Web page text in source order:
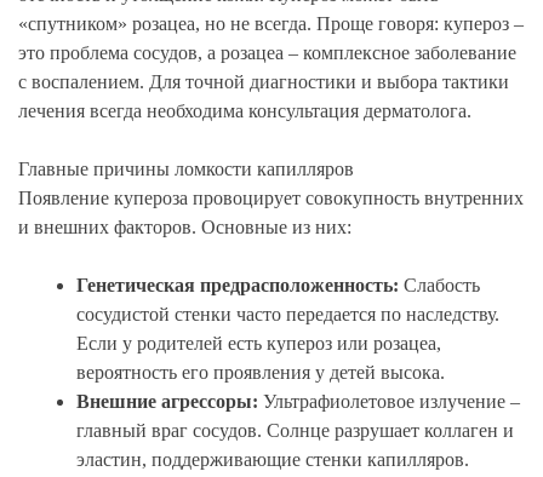
«спутником» розацеа, но не всегда. Проще говоря: купероз –
это проблема сосудов, а розацеа – комплексное заболевание
с воспалением. Для точной диагностики и выбора тактики
лечения всегда необходима консультация дерматолога.
Главные причины ломкости капилляров
Появление купероза провоцирует совокупность внутренних
и внешних факторов. Основные из них:
Генетическая предрасположенность: Слабость
сосудистой стенки часто передается по наследству.
Если у родителей есть купероз или розацеа,
вероятность его проявления у детей высока.
Внешние агрессоры: Ультрафиолетовое излучение –
главный враг сосудов. Солнце разрушает коллаген и
эластин, поддерживающие стенки капилляров.